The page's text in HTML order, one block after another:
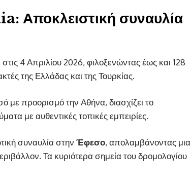
Αποκλειστική συναυλία
στις 4 Απριλίου 2026, φιλοξενώντας έως και 128
της Ελλάδας και της Τουρκίας.
με προορισμό την Αθήνα, διασχίζει το
με αυθεντικές τοπικές εμπειρίες.
συναυλία στην Έφεσο, απολαμβάνοντας μια
Τα κυριότερα σημεία του δρομολογίου